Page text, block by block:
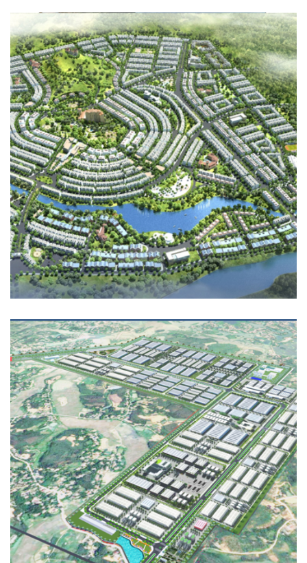
KHU ĐÔ THỊ NAM SÔNG ĐA NHIM
QUY HOẠCH - KIẾN TRÚC
KHU CÔNG NGHIỆP PHÙ NINH
HẠ TẦNG KỸ THUẬT, QUY HOẠCH - KIẾN TRÚC